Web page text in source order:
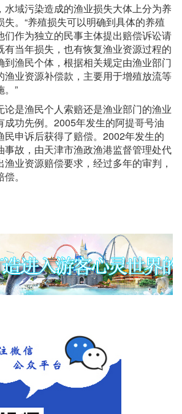
水域污染造成的渔业损失大体上分为养
。“养殖损失可以明确到具体的养殖
们作为独立的民事主体提出赔偿诉讼请
有当年损失，也有恢复渔业资源过程的
到渔民个体，根据相关规定由渔业部门
渔业资源补偿款，主要用于增殖放流等
。”
论是渔民个人索赔还是渔业部门的渔业
成功先例。2005年发生的阿提哥号油
民申诉后获得了赔偿。2002年发生的
事故，由天津市渔政渔港监督管理处代
业资源赔偿要求，经过多年的审判，
。